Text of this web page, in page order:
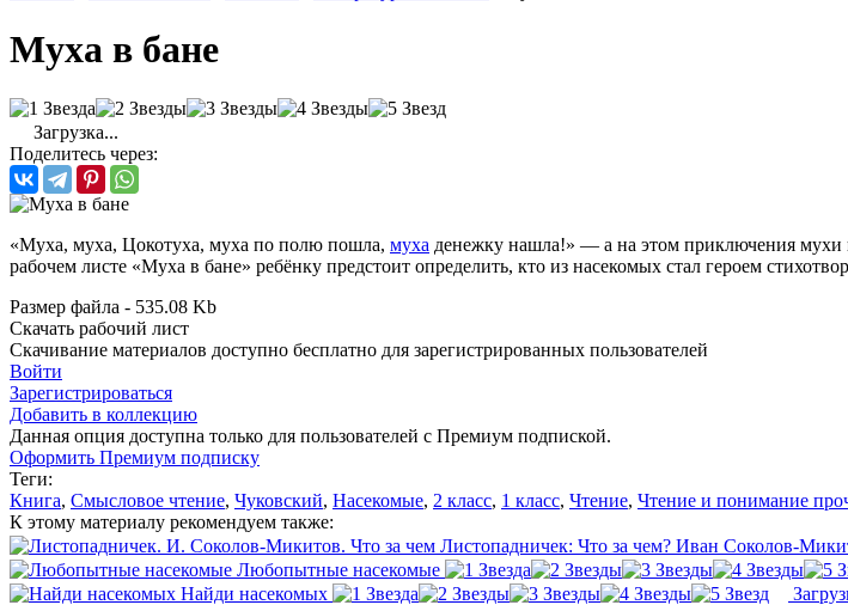
Муха в бане
Загрузка...
Поделитесь через:
«Муха, муха, Цокотуха, муха по полю пошла, муха денежку нашла!» — а на этом приключения мухи
рабочем листе «Муха в бане» ребёнку предстоит определить, кто из насекомых стал героем
Размер файла - 535.08 Kb
Скачать рабочий лист
Скачивание материалов доступно бесплатно для зарегистрированных пользователей
Войти
Зарегистрироваться
Добавить в коллекцию
Данная опция доступна только для пользователей с Премиум подпиской.
Оформить Премиум подписку
Теги:
Книга, Смысловое чтение, Чуковский, Насекомые, 2 класс, 1 класс, Чтение, Чтение и понимание
К этому материалу рекомендуем также:
Листопадничек: Что за чем? Иван Соколов-
Любопытные насекомые
Найди насекомых